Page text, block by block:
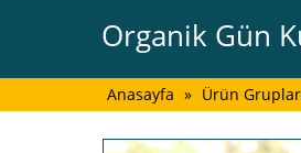
Organik Gün
Anasayfa » Ürün